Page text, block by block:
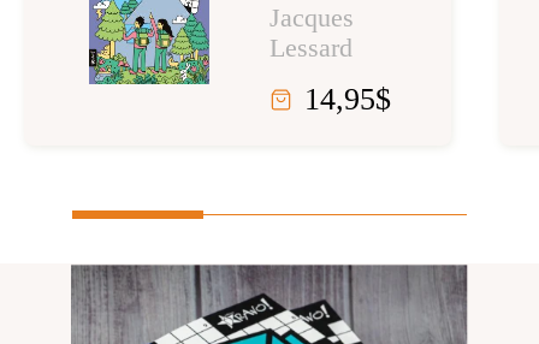
Jacques
Lessard
14,95$